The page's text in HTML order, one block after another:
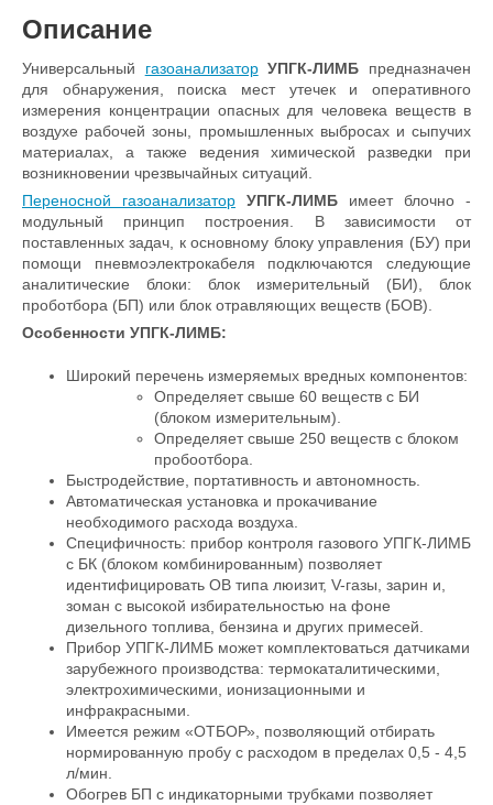
Описание
Универсальный газоанализаторУПГК-ЛИМБ предназначен
для обнаружения, поиска мест утечек и оперативного
измерения концентрации опасных для человека веществ в
воздухе рабочей зоны, промышленных выбросах и сыпучих
материалах, а также ведения химической разведки при
возникновении чрезвычайных ситуаций.
Переносной газоанализатор
УПГК-ЛИМБ имеет блочно -
модульный принцип построения. В зависимости от
поставленных задач, к основному блоку управления (БУ) при
помощи пневмоэлектрокабеля подключаются следующие
аналитические блоки: блок измерительный (БИ), блок
проботбора (БП) или блок отравляющих веществ (БОВ).
Особенности УПГК-ЛИМБ:
Широкий перечень измеряемых вредных компонентов:
Определяет свыше 60 веществ с БИ
(блоком измерительным).
Определяет свыше 250 веществ с блоком
пробоотбора.
Быстродействие, портативность и автономность.
Автоматическая установка и прокачивание
необходимого расхода воздуха.
Специфичность: прибор контроля газового УПГК-ЛИМБ
с БК (блоком комбинированным) позволяет
идентифицировать ОВ типа люизит, V-газы, зарин и,
зоман с высокой избирательностью на фоне
дизельного топлива, бензина и других примесей.
Прибор УПГК-ЛИМБ может комплектоваться датчиками
зарубежного производства: термокаталитическими,
электрохимическими, ионизационными и
инфракрасными.
Имеется режим «ОТБОР», позволяющий отбирать
нормированную пробу с расходом в пределах 0,5 - 4,5
л/мин.
Обогрев БП с индикаторными трубками позволяет